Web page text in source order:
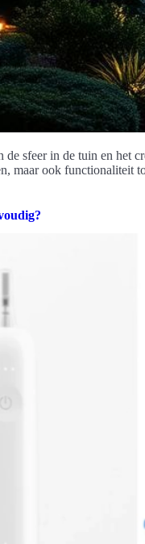
sfeer in de tuin en het
maar ook